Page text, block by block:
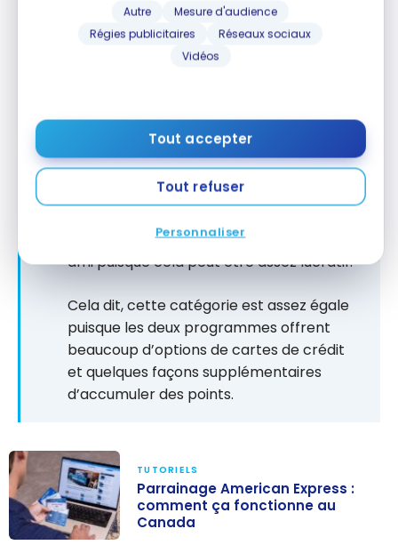
Autre
Mesure d'audience
Régies publicitaires
Réseaux sociaux
Vidéos
Tout accepter
Tout refuser
Personnaliser
comme Petro-Canada et obtenez des points
supplémentaires.
Dans cette catégorie, nous donnons la
victoire aux Points-privilèges d’American
Express selon les taux d’accumulation de
cartes de crédit qui sont légèrement
d’accumulation lors de référence d’un
ami puisque cela peut être assez lucratif.
Cela dit, cette catégorie est assez égale
puisque les deux programmes offrent
beaucoup d’options de cartes de crédit
et quelques façons supplémentaires
d’accumuler des points.
TUTORIELS
Parrainage American Express :
comment ça fonctionne au
Canada